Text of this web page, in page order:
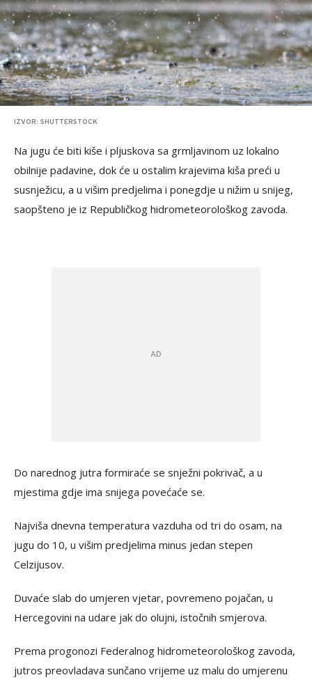
IZVOR: SHUTTERSTOCK
Na jugu će biti kiše i pljuskova sa grmljavinom uz lokalno
obilnije padavine, dok će u ostalim krajevima kiša preći u
susnježicu, a u višim predjelima i ponegdje u nižim u snijeg,
saopšteno je iz Republičkog hidrometeorološkog zavoda.
Do narednog jutra formiraće se snježni pokrivač, a u
mjestima gdje ima snijega povećaće se.
Najviša dnevna temperatura vazduha od tri do osam, na
jugu do 10, u višim predjelima minus jedan stepen
Celzijusov.
Duvaće slab do umjeren vjetar, povremeno pojačan, u
Hercegovini na udare jak do olujni, istočnih smjerova.
Prema progonozi Federalnog hidrometeorološkog zavoda,
jutros preovladava sunčano vrijeme uz malu do umjerenu